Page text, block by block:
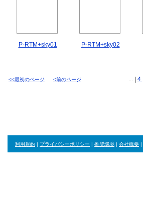
P-RTM+sky01 P-RTM+sky02
<<最初のページ <前のページ ... | 4
利用規約 | プライバシーポリシー | 推奨環境 | 会社概要 |